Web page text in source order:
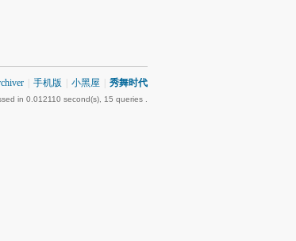
手机版 小黑屋 秀舞时代
in 0.012110 second(s), 15 queries .